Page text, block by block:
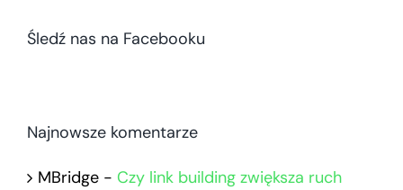
Śledź nas na Facebooku
Najnowsze komentarze
MBridge - Czy link building zwiększa ruch